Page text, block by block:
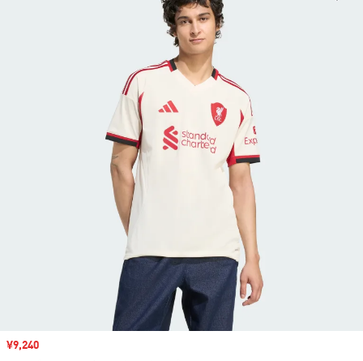
セール価格
¥9,240